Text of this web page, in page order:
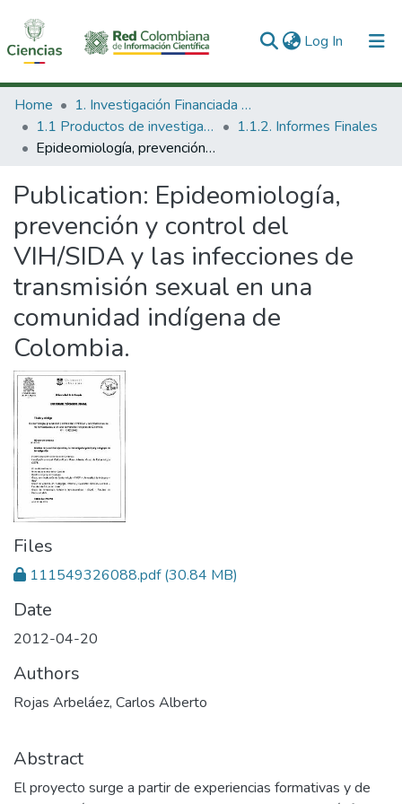
Log In (current)
Communities & Collections
All of DSpace
Home
1. Investigación Financiada con Recursos Públicos
1.1 Productos de investigación
1.1.2. Informes Finales
Epideomiología, prevención y control del VIH/SIDA y las infecciones de transmisión sexual en una comunidad indígena de Colombia.
Publication: Epideomiología,
prevención y control del
VIH/SIDA y las infecciones de
transmisión sexual en una
comunidad indígena de
Colombia.
Files
111549326088.pdf(30.84 MB)
Date
2012-04-20
Authors
Rojas Arbeláez, Carlos Alberto
Abstract
El proyecto surge a partir de experiencias formativas y de